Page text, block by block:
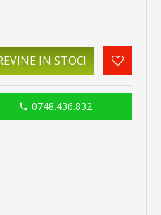
IN STOC!
0748.436.832